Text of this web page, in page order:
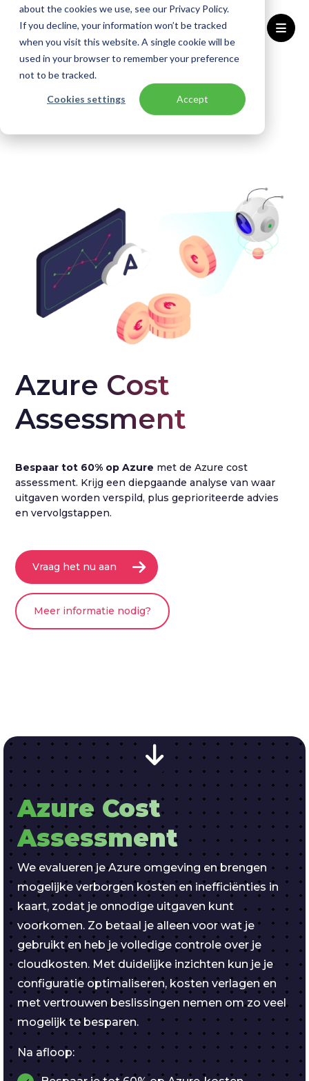
about the cookies we use, see our Privacy Policy.
If you decline, your information won’t be tracked
when you visit this website. A single cookie will be
used in your browser to remember your preference
not to be tracked.
Cookies settings Accept
Home Azure Cost Assessment
Azure Cost
Assessment
Bespaar tot 60% op Azure met de Azure cost
assessment. Krijg een diepgaande analyse van waar
uitgaven worden verspild, plus geprioriteerde advies
en vervolgstappen.
Vraag het nu aan
Meer informatie nodig?
Azure Cost
Assessment
We evalueren je Azure omgeving en brengen
mogelijke verborgen kosten en inefficiënties in
kaart, zodat je onnodige uitgaven kunt
voorkomen. Zo betaal je alleen voor wat je
gebruikt en heb je volledige controle over je
cloudkosten. Met duidelijke inzichten kun je je
configuratie optimaliseren, kosten verlagen en
met vertrouwen beslissingen nemen om zo veel
mogelijk te besparen.
Na afloop: